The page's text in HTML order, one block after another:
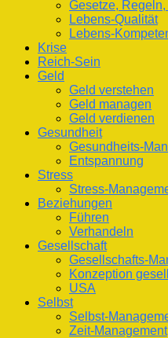
Gesetze,
Lebens-Qualität
Lebens-
Krise
Reich-Sein
Geld
Geld verstehen
Geld managen
Geld verdienen
Gesundheit
Gesundheits-
Entspannung
Stress
Stress-
Beziehungen
Führen
Verhandeln
Gesellschaft
Gesellschafts-
Konzeption
USA
Selbst
Selbst-
Zeit-Management